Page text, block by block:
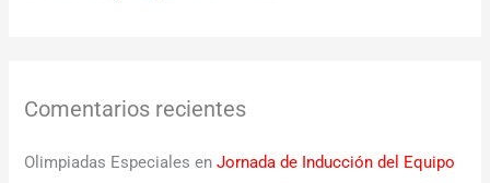
Comentarios recientes
Olimpiadas Especiales enJornada de Inducción del Equipo